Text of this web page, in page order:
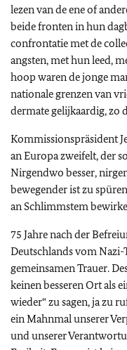
lezen van de ene of
beide fronten in hun
confrontatie met de
angsten, met hun leed,
hoop waren de jonge
nationale grenzen van
dermate gelijkaardig, zo
Kommissionspräsident
an Europa zweifelt, der
Nirgendwo besser,
bewegender ist zu
an Schlimmstem
75 Jahre nach der
Deutschlands vom
gemeinsamen Trauer.
keinen besseren Ort als
wieder“ zu sagen, ja zu
ein Mahnmal unserer
und unserer